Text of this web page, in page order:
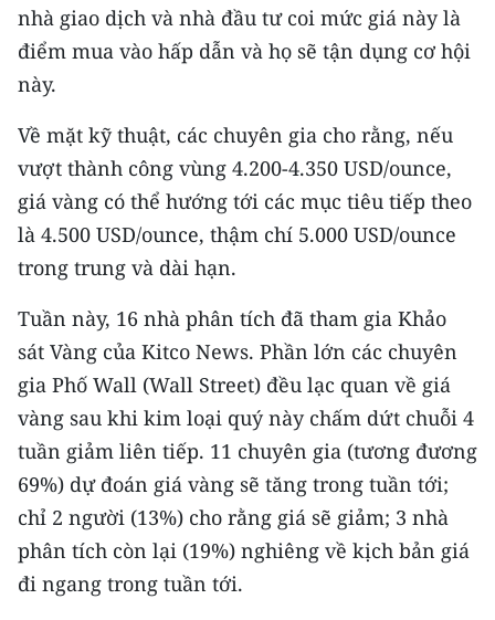
nhà giao dịch và nhà đầu tư coi mức giá này là
điểm mua vào hấp dẫn và họ sẽ tận dụng cơ hội
này.
Về mặt kỹ thuật, các chuyên gia cho rằng, nếu
vượt thành công vùng 4.200-4.350 USD/ounce,
giá vàng có thể hướng tới các mục tiêu tiếp theo
là 4.500 USD/ounce, thậm chí 5.000 USD/ounce
trong trung và dài hạn.
Tuần này, 16 nhà phân tích đã tham gia Khảo
sát Vàng của Kitco News. Phần lớn các chuyên
gia Phố Wall (Wall Street) đều lạc quan về giá
vàng sau khi kim loại quý này chấm dứt chuỗi 4
tuần giảm liên tiếp. 11 chuyên gia (tương đương
69%) dự đoán giá vàng sẽ tăng trong tuần tới;
chỉ 2 người (13%) cho rằng giá sẽ giảm; 3 nhà
phân tích còn lại (19%) nghiêng về kịch bản giá
đi ngang trong tuần tới.